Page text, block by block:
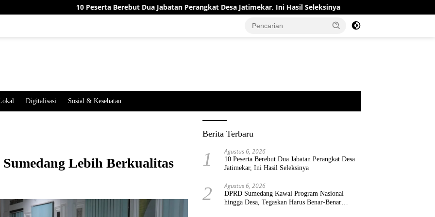
10 Peserta Berebut Dua Jabatan Perangkat Desa Jatimekar, Ini Hasil Seleksinya DPRD Sumedang Kawal
Digitalisasi Sosial & Kesehatan
Lebih Berkualitas
Berita Terbaru
1 Agustus 6, 2026
10 Peserta Berebut Dua Jabatan Perangkat Desa
Jatimekar, Ini Hasil Seleksinya
2 Agustus 6, 2026
DPRD Sumedang Kawal Program Nasional
hingga Desa, Tegaskan Harus Benar-Benar